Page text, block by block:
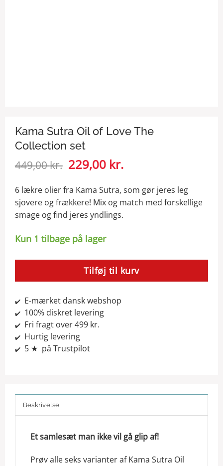
Kama Sutra Oil of Love The
Collection set
449,00kr. Den
oprindelige
pris
var:
449,00 kr..
229,00 kr.
aktuelle
er:
229,00 kr..
6 lækre olier fra Kama Sutra, som gør jeres leg
sjovere og frækkere! Mix og match med forskellige
smage og find jeres yndlings.
Kun 1 tilbage på lager
Tilføj til kurv
✔️E-mærket dansk webshop
✔️100% diskret levering
✔️Fri fragt over 499 kr.
✔️Hurtig levering
✔️5 ★ på Trustpilot
Beskrivelse
Et samlesæt man ikke vil gå glip af!
Prøv alle seks varianter af Kama Sutra Oil